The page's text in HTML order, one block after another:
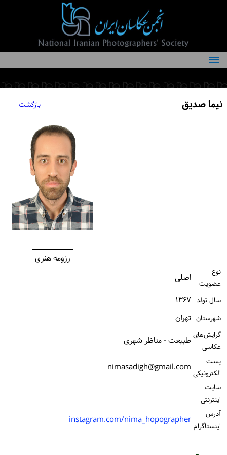
درباره انجمن
کمیته‌های انجمن
نیما صدیق بازگشت
رزومه هنری
نوع
عضویت
اصلی
سال تولد ۱۳۶۷
شهرستان تهران
گرایش‌های
عکاسی
طبیعت - مناظر شهری
پست
الكترونیكی nimasadigh@gmail.com
سایت
اینترنتی
آدرس
اینستاگرام instagram.com/nima_hopographer